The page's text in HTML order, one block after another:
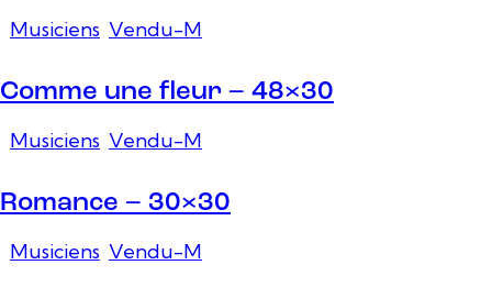
Musiciens Vendu-M
Comme une fleur – 48×30
Musiciens Vendu-M
Romance – 30×30
Musiciens Vendu-M